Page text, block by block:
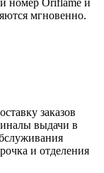
номер Oriflame и
мгновенно.
заказов
выдачи в
и отделения